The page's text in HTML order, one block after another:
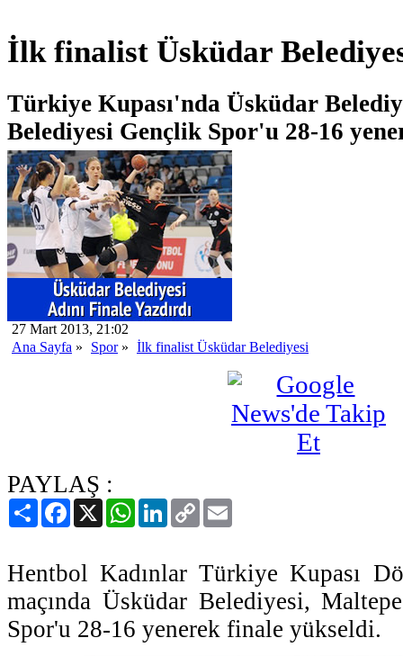
İlk finalist Üsküdar
Türkiye Kupası'nda Üsküdar
Belediyesi Gençlik Spor'u 28-16
27 Mart 2013, 21:02
Ana Sayfa » Spor» İlk finalist Üsküdar Belediyesi
PAYLAŞ :
PaylaşFacebook
X WhatsAppLinkedIn
Copy
Link
Hentbol Kadınlar Türkiye Kupası
maçında Üsküdar Belediyesi,
Spor'u 28-16 yenerek finale yükseldi.